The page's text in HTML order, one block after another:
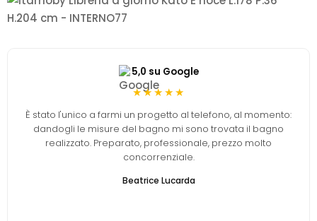
5,0 su Google
★★★★★
È stato l'unico a farmi un progetto al telefono, al momento:
dandogli le misure del bagno mi sono trovata il bagno
realizzato. Preparato, professionale, prezzo molto
concorrenziale.
Beatrice Lucarda